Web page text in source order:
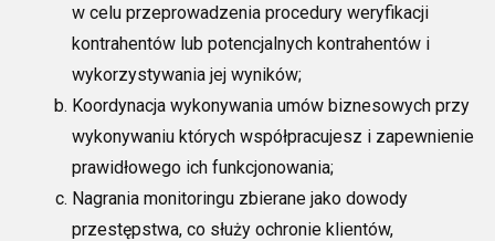
w celu przeprowadzenia procedury weryfikacji
kontrahentów lub potencjalnych kontrahentów i
wykorzystywania jej wyników;
Koordynacja wykonywania umów biznesowych przy
wykonywaniu których współpracujesz i zapewnienie
prawidłowego ich funkcjonowania;
Nagrania monitoringu zbierane jako dowody
przestępstwa, co służy ochronie klientów,